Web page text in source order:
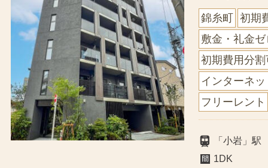
錦糸町
初期
敷金・礼金ゼ
初期費用分割
インターネ
フリーレント
「小岩」
1DK